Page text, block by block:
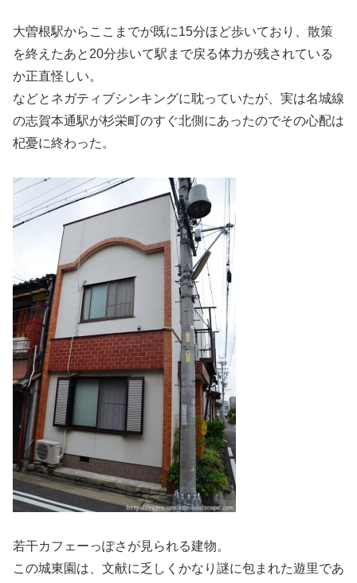
大曽根駅からここまでが既に15分ほど歩いており、散策
を終えたあと20分歩いて駅まで戻る体力が残されている
か正直怪しい。
などとネガティブシンキングに耽っていたが、実は名城線
の志賀本通駅が杉栄町のすぐ北側にあったのでその心配は
杞憂に終わった。
若干カフェーっぽさが見られる建物。
この城東園は、文献に乏しくかなり謎に包まれた遊里であ